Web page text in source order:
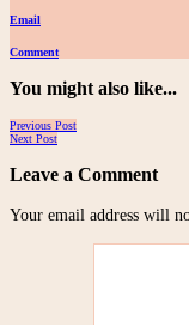
Email
Comment
You might also like...
Posts
Previous Post
Next Post
Leave a Comment
Your email address will